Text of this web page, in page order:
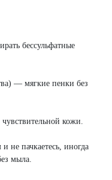
бессульфатные
— мягкие пенки без
кожи.
не пачкаетесь, иногда
мыла.